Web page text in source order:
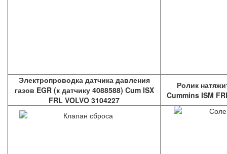
Электропроводка датчика давления
газов EGR (к датчику 4088588) Cum ISX
FRL VOLVO 3104227
Ролик
Cummins ISM